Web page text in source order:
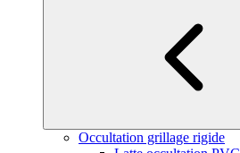
Occultation grillage rigide